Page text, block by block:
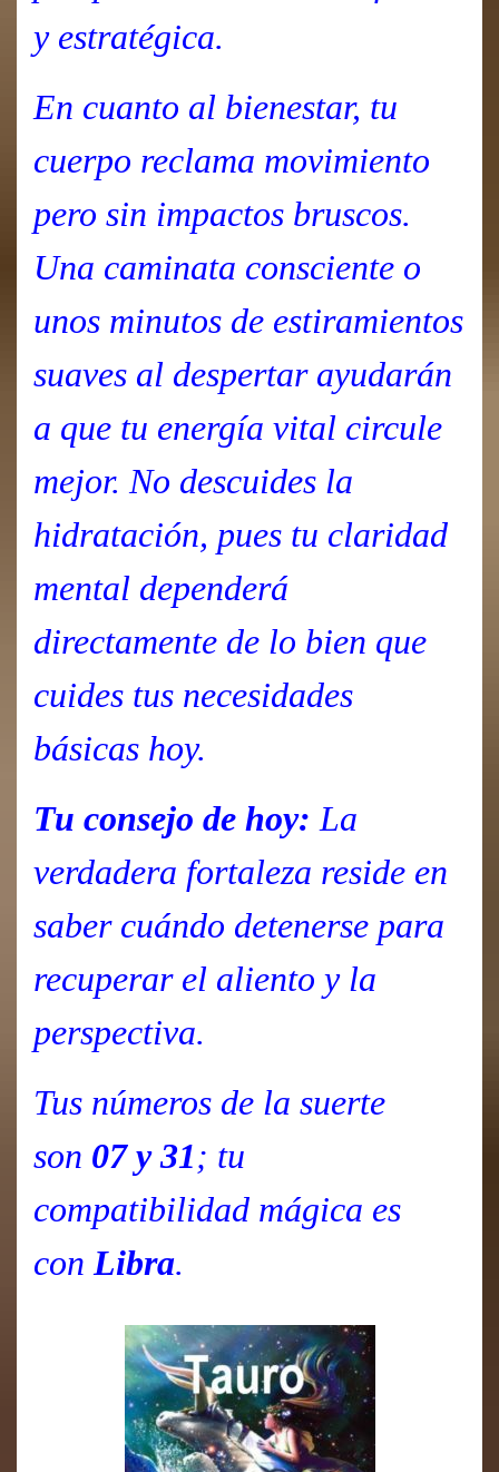
y estratégica.
En cuanto al bienestar, tu
cuerpo reclama movimiento
pero sin impactos bruscos.
Una caminata consciente o
unos minutos de estiramientos
suaves al despertar ayudarán
a que tu energía vital circule
mejor. No descuides la
hidratación, pues tu claridad
mental dependerá
directamente de lo bien que
cuides tus necesidades
básicas hoy.
Tu consejo de hoy: La
verdadera fortaleza reside en
saber cuándo detenerse para
recuperar el aliento y la
perspectiva.
Tus números de la suerte
son 07 y 31; tu
compatibilidad mágica es
con Libra.